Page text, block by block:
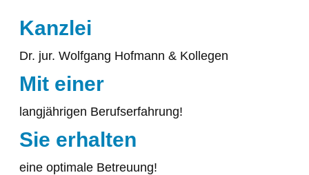
Kanzlei
Dr. jur. Wolfgang Hofmann & Kollegen
Mit einer
langjährigen Berufserfahrung!
Sie erhalten
eine optimale Betreuung!